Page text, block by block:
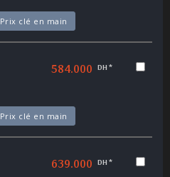
Prix clé en main
584.000 DH *
Prix clé en main
639.000 DH *